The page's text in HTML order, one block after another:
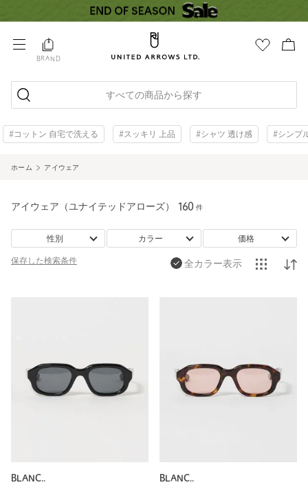
BRAND
すべての商品から探す
#コットン 自宅で洗える #スッキリ 上品 #シャツ 透け感 #シンプ
ホーム アイウェア
アイウェア（ユナイテッドアローズ） 160 件
性別 カラー 価格
保存した検索条件 全カラー表示
BLANC..
BLANC..